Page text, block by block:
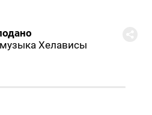
Хелависы